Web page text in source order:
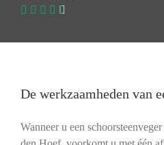
De werkzaamheden van
Wanneer u een